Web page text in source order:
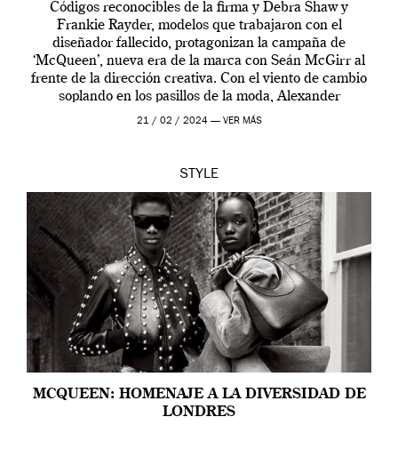
Códigos reconocibles de la firma y Debra Shaw y
Frankie Rayder, modelos que trabajaron con el
diseñador fallecido, protagonizan la campaña de
‘McQueen’, nueva era de la marca con Seán McGirr al
frente de la dirección creativa. Con el viento de cambio
soplando en los pasillos de la moda, Alexander
McQueen se prepara para una […]
21 / 02 / 2024 — VER MÁS
STYLE
MCQUEEN: HOMENAJE A LA DIVERSIDAD DE
LONDRES